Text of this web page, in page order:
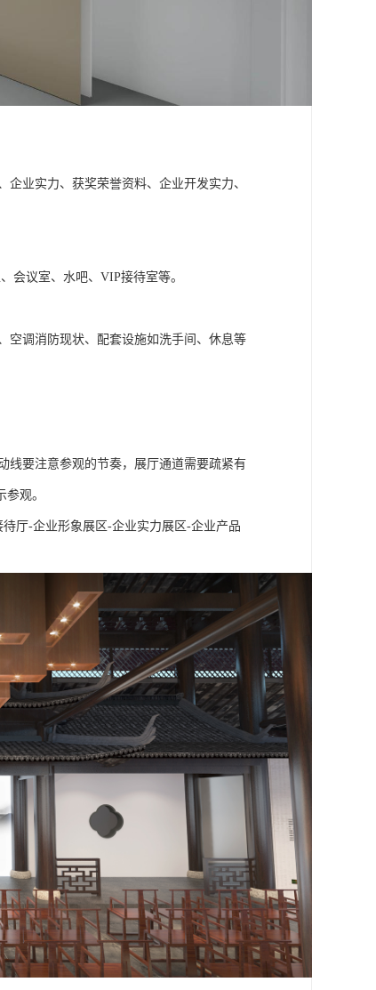
业实力、获奖荣誉资料、企业开发实力、
会议室、水吧、VIP接待室等。
空调消防现状、配套设施如洗手间、休息等
线要注意参观的节奏，展厅通道需要疏紧有
观。
厅-企业形象展区-企业实力展区-企业产品